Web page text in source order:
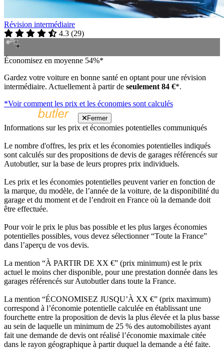
Révision intermédiaire
4.3 (29)
Économisez en moyenne 54%*
Gardez votre voiture en bonne santé en optant pour une révision
intermédiaire. Actuellement à partir de seulement 84 €*.
*Voir comment les prix et les économies sont calculés
Fermer
Informations sur les prix et économies potentielles communiqués
Le nombre d'offres, les prix et les économies potentielles indiqués
sont calculés sur des propositions de devis de garages référencés sur
Autobutler, sur la base de leurs propres prix individuels.
Les prix et les économies potentielles peuvent varier en fonction de
la marque, du modèle, de l’année de la voiture, de la disponibilité du
garage et du moment et de l’endroit en France où la demande doit
être effectuée.
Pour voir le prix le plus bas possible et les plus larges économies
potentielles possibles, vous devez sélectionner “Toute la France”
dans l’aperçu de vos devis.
La mention “À PARTIR DE XX €” (prix minimum) est le prix
actuel le moins cher disponible, pour une prestation donnée dans les
garages référencés sur Autobutler dans toute la France.
La mention “ÉCONOMISEZ JUSQU’À XX €” (prix maximum)
correspond à l’économie potentielle calculée en établissant une
fourchette entre la proposition de devis la plus élevée et la plus basse
au sein de laquelle un minimum de 25 % des automobilistes ayant
fait une demande de devis ont réalisé l’économie maximale citée
dans le rayon géographique à partir duquel la demande a été faite.